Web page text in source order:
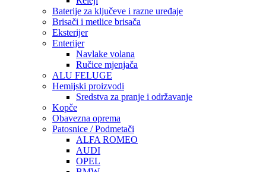
Baterije za ključeve i razne uređaje
Brisači i metlice brisača
Eksterijer
Enterijer
Navlake volana
Ručice mjenjača
ALU FELUGE
Hemijski proizvodi
Sredstva za pranje i održavanje
Kopče
Obavezna oprema
Patosnice / Podmetači
ALFA ROMEO
AUDI
OPEL